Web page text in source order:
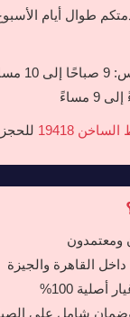
طوال أيام
19418 للحجز
القاهرة والجيزة
100%
شامل على